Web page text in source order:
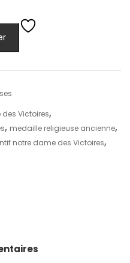
Victoires,
, medaille religieuse ancienne,
notre dame des Victoires,